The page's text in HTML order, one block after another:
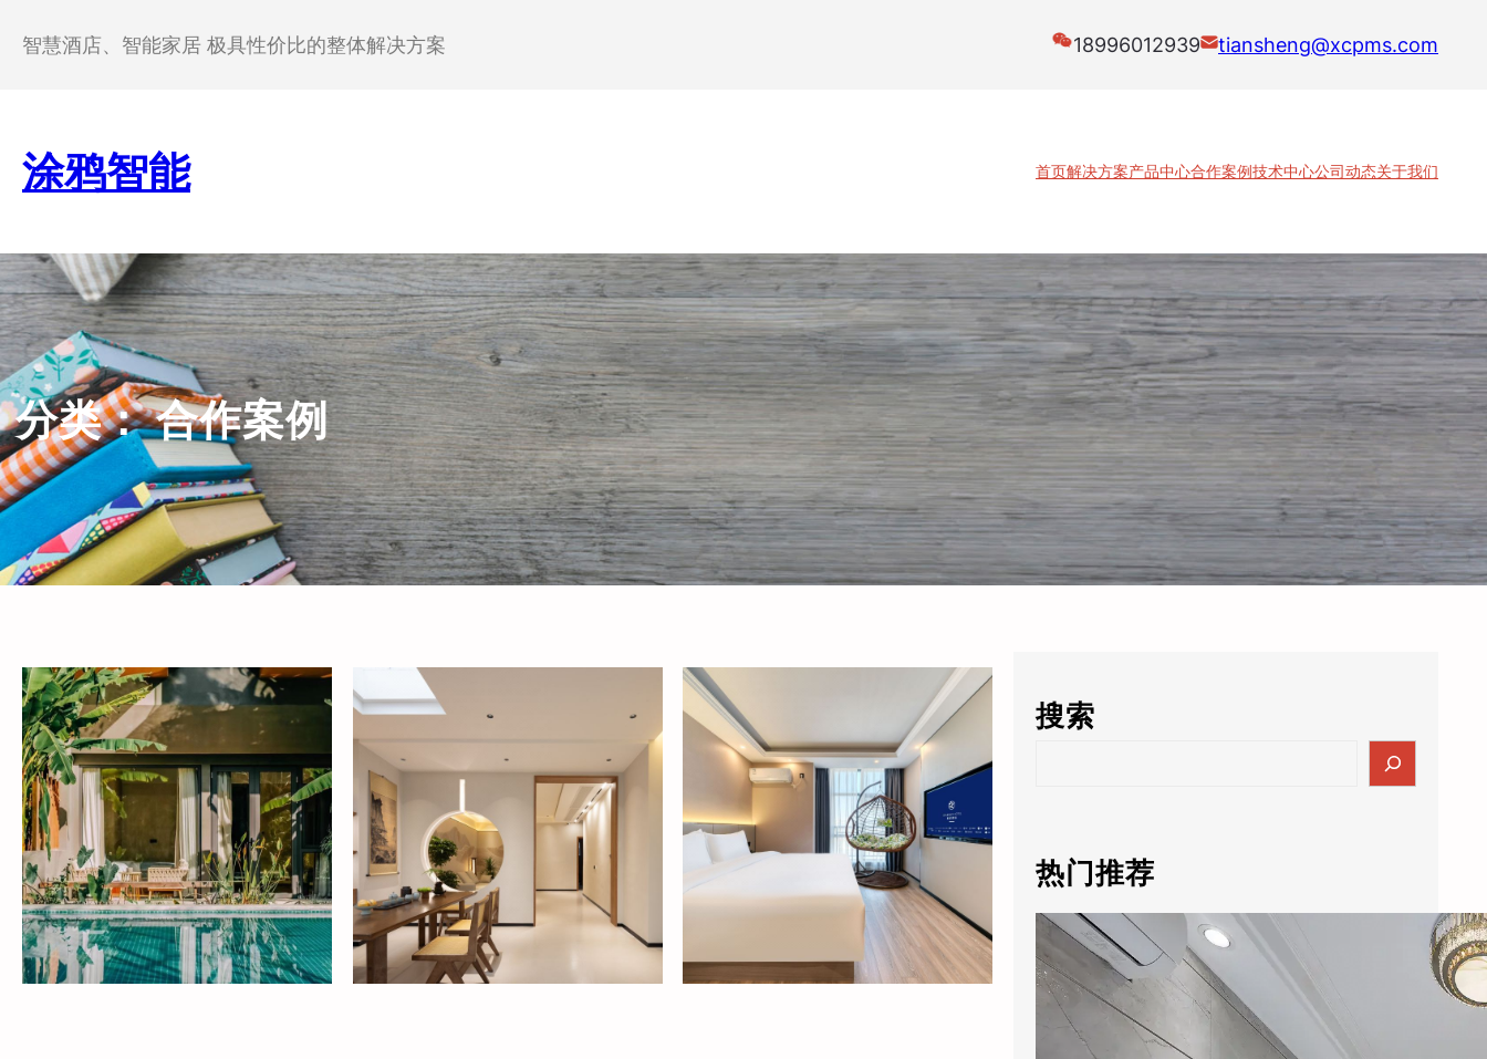
智慧酒店、智能家居 极具性价比的整体解决方案 18996012939 tiansheng@xcpms.com
涂鸦智能 首页解决方案产品中心合作案例技术中心公司动态关于我们
分类：合作案例
搜索
c
h
热门推荐
2026年6月，杭州黄龙饭店管理集团干了一件
让同行看不懂的事：他们把旗下”黄龙旅行家”